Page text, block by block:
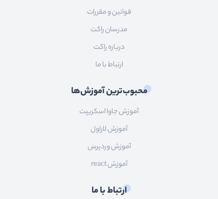
قوانین و مقررات
مدرسان راکت
درباره راکت
ارتباط با ما
محبوب‌ترین آموزش‌ها
آموزش جاوا اسکریپت
آموزش لاراول
آموزش وردپرس
آموزش react
ارتباط با ما